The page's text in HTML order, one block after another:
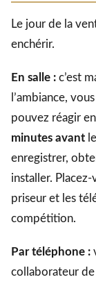
Le jour de la
enchérir.
En salle : c’est
l’ambiance,
pouvez réagir
minutes avant
enregistrer,
installer.
priseur et les
compétition.
Par téléphone :
collaborateur